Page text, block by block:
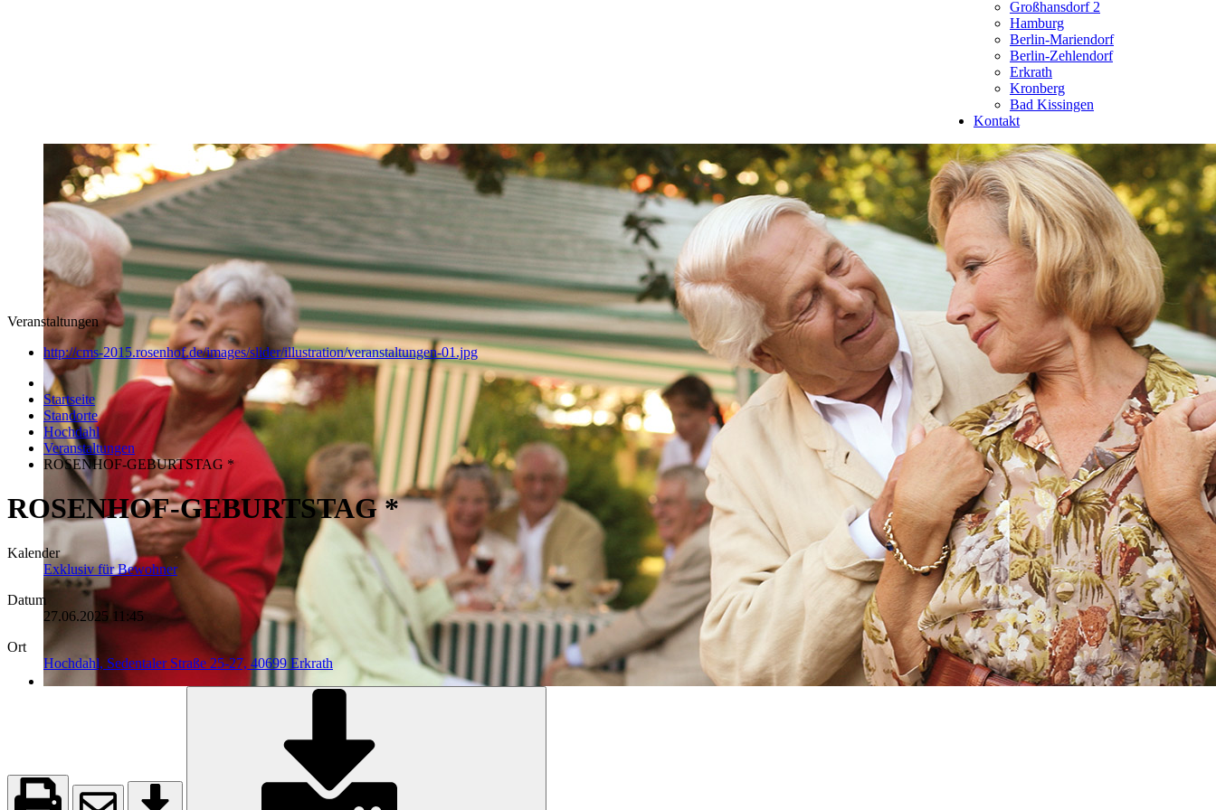
Großhansdorf 2
Hamburg
Berlin-Mariendorf
Berlin-Zehlendorf
Erkrath
Kronberg
Bad Kissingen
Kontakt
Veranstaltungen
http://cms-2015.rosenhof.de/images/slider/illustration/veranstaltungen-01.jpg
Startseite
Standorte
Hochdahl
Veranstaltungen
ROSENHOF-GEBURTSTAG *
ROSENHOF-GEBURTSTAG *
Kalender
Exklusiv für Bewohner
Datum
27.06.2025 11:45
Ort
Hochdahl, Sedentaler Straße 25-27, 40699 Erkrath